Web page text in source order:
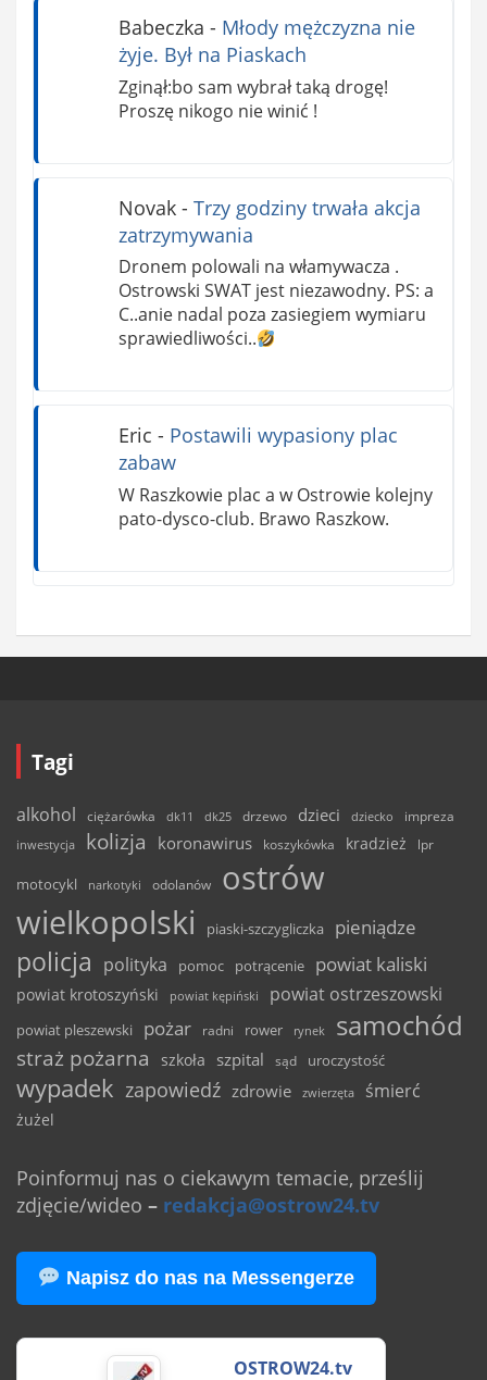
Babeczka - Młody mężczyzna nie
żyje. Był na Piaskach
Zginął:bo sam wybrał taką drogę!
Proszę nikogo nie winić !
Novak- Trzy godziny trwała akcja
zatrzymywania
Dronem polowali na włamywacza .
Ostrowski SWAT jest niezawodny. PS: a
C..anie nadal poza zasiegiem wymiaru
sprawiedliwości..
Eric - Postawili wypasiony plac
zabaw
W Raszkowie plac a w Ostrowie kolejny
pato-dysco-club. Brawo Raszkow.
Tagi
alkohol ciężarówka dk11 dk25 drzewo dzieci dziecko
impreza
inwestycja
kolizja koronawirus koszykówka kradzież lpr
motocykl narkotyki odolanów
ostrów
wielkopolski
piaski-szczygliczka pieniądze
policja polityka pomoc potrącenie powiat kaliski
powiat krotoszyński powiat kępiński powiat ostrzeszowski
powiat pleszewski pożar radni rower rynek samochód
straż pożarna szkoła szpital sąd uroczystość
wypadek zapowiedź zdrowie zwierzęta śmierć
żużel
Poinformuj nas o ciekawym temacie, prześlij
zdjęcie/wideo – redakcja@ostrow24.tv
Napisz do nas na Messengerze
OSTROW24.tv